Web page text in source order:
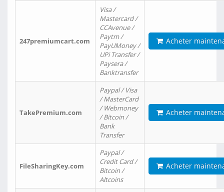
247premiumcart.com
Visa /
Mastercard /
CCAvenue /
Paytm /
PayUMoney /
UPi Transfer /
Paysera /
Banktransfer
Acheter
TakePremium.com
Paypal / Visa
/ MasterCard
/ Webmoney
/ Bitcoin /
Bank
Transfer
Acheter
FileSharingKey.com
Paypal /
Credit Card /
Bitcoin /
Altcoins
Acheter